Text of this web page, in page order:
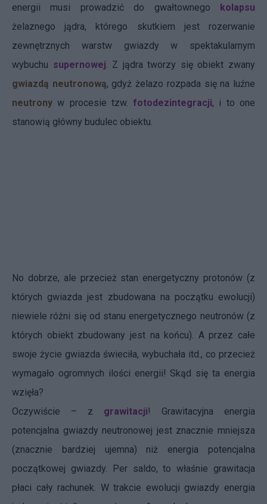
energii musi prowadzić do gwałtownego kolapsu
żelaznego jądra, którego skutkiem jest rozerwanie
zewnętrznych warstw gwiazdy w spektakularnym
wybuchu supernowej. Z jądra tworzy się obiekt zwany
gwiazdą neutronową, gdyż żelazo rozpada się na luźne
neutrony w procesie tzw.fotodezintegracji, i to one
stanowią główny budulec obiektu.
No dobrze, ale przecież stan energetyczny protonów (z
których gwiazda jest zbudowana na początku ewolucji)
niewiele różni się od stanu energetycznego neutronów (z
których obiekt zbudowany jest na końcu). A przez całe
swoje życie gwiazda świeciła, wybuchała itd., co przecież
wymagało ogromnych ilości energii! Skąd się ta energia
wzięła?
Oczywiście – z grawitacji! Grawitacyjna energia
potencjalna gwiazdy neutronowej jest znacznie mniejsza
(znacznie bardziej ujemna) niż energia potencjalna
początkowej gwiazdy. Per saldo, to właśnie grawitacja
płaci cały rachunek. W trakcie ewolucji gwiazdy energia